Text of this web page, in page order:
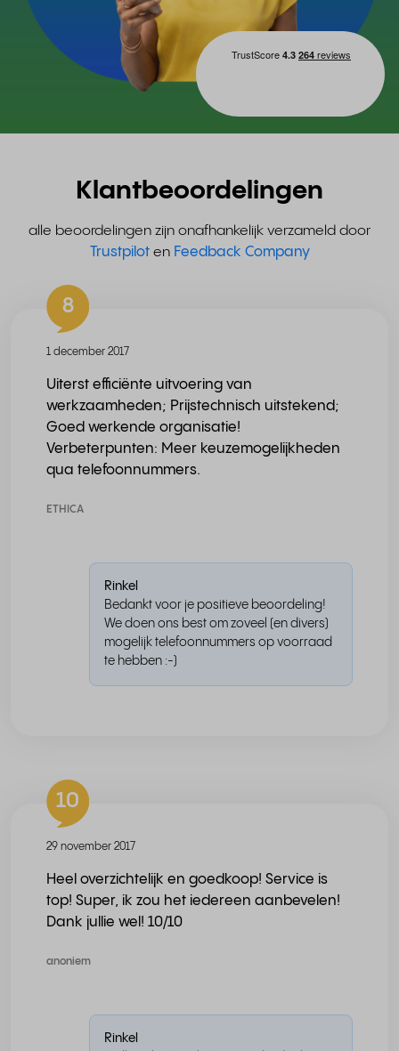
Klantbeoordelingen
alle beoordelingen zijn onafhankelijk verzameld door
Trustpiloten Feedback Company
8
1 december 2017
Uiterst efficiënte uitvoering van
werkzaamheden; Prijstechnisch uitstekend;
Goed werkende organisatie!
Verbeterpunten: Meer keuzemogelijkheden
qua telefoonnummers.
ETHICA
Rinkel
Bedankt voor je positieve beoordeling!
We doen ons best om zoveel (en divers)
mogelijk telefoonnummers op voorraad
te hebben :-)
10
29 november 2017
Heel overzichtelijk en goedkoop! Service is
top! Super, ik zou het iedereen aanbevelen!
Dank jullie wel! 10/10
anoniem
Rinkel